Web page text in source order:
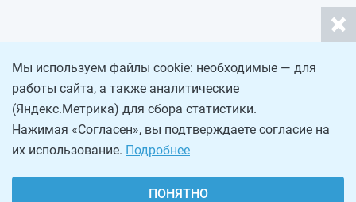
Мы используем файлы cookie: необходимые — для
работы сайта, а также аналитические
(Яндекс.Метрика) для сбора статистики.
Нажимая «Согласен», вы подтверждаете согласие на
их использование. Подробнее
ПОНЯТНО